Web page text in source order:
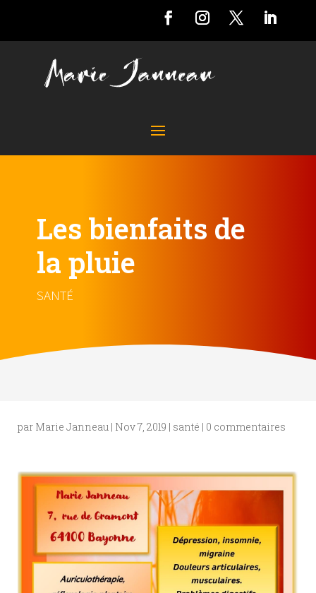
Les bienfaits de
la pluie
SANTÉ
par Marie Janneau | Nov 7, 2019 | santé | 0 commentaires